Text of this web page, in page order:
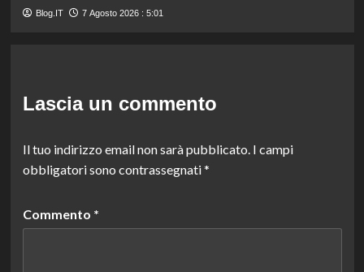
Blog.IT 7 Agosto 2026 : 5:01
Lascia un commento
Il tuo indirizzo email non sarà pubblicato. I campi
obbligatori sono contrassegnati*
Commento *